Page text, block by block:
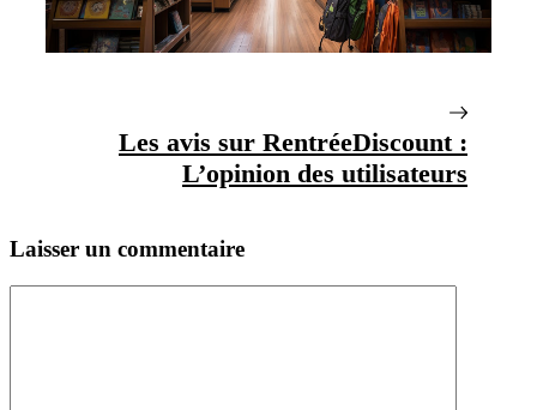
Les avis sur RentréeDiscount :
L’opinion des utilisateurs
Laisser un commentaire